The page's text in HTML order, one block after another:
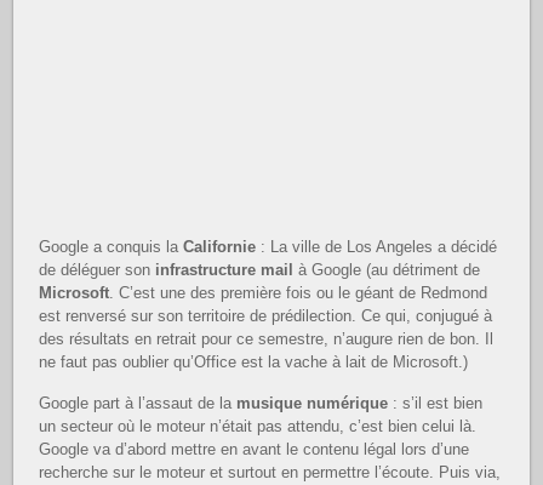
Google a conquis laCalifornie : La ville de Los Angeles a décidé
de déléguer son infrastructure mail à Google (au détriment de
Microsoft . C’est une des première fois ou le géant de Redmond
est renversé sur son territoire de prédilection. Ce qui, conjugué à
des résultats en retrait pour ce semestre, n’augure rien de bon. Il
ne faut pas oublier qu’Office est la vache à lait de Microsoft.)
Google part à l’assaut de la musique numérique : s’il est bien
un secteur où le moteur n’était pas attendu, c’est bien celui là.
Google va d’abord mettre en avant le contenu légal lors d’une
recherche sur le moteur et surtout en permettre l’écoute. Puis via,